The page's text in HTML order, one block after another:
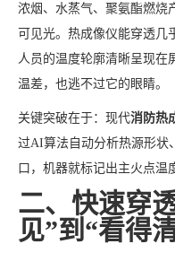
浓烟、水蒸气、聚氨酯燃烧
可见光。热成像仪能穿透几
人员的温度轮廓清晰呈现在
温差，也逃不过它的眼睛。
关键突破在于：现代消防热
过AI算法自动分析热源形状
口，机器就标记出主火点温
二、快速穿
见”到“看得